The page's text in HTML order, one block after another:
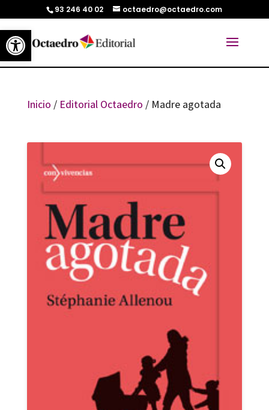
Abrir barra de herramientas
93 246 40 02 octaedro@octaedro.com
Inicio / Editorial Octaedro / Madre agotada